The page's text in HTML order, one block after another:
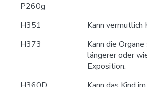
P260g
H351
Kann vermutlich
H373
Kann die
längerer oder
Exposition.